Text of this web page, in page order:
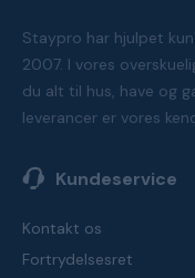
Staypro har hjulpet
2007. I vores
du alt til hus, have og
leverancer er vores
Kundeservice
Kontakt os
Fortrydelsesret